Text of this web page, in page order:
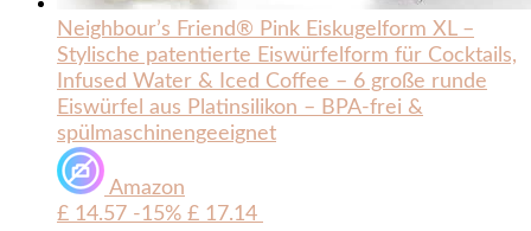
Neighbour’s Friend® Pink Eiskugelform XL –
Stylische patentierte Eiswürfelform für Cocktails,
Infused Water & Iced Coffee – 6 große runde
Eiswürfel aus Platinsilikon – BPA-frei &
spülmaschinengeeignet
Amazon
£ 14.57 -15% £ 17.14